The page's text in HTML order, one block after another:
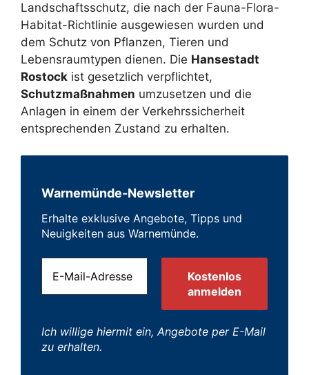
Landschaftsschutz, die nach der Fauna-Flora-
Habitat-Richtlinie ausgewiesen wurden und
dem Schutz von Pflanzen, Tieren und
Lebensraumtypen dienen. Die Hansestadt
Rostock ist gesetzlich verpflichtet,
Schutzmaßnahmen umzusetzen und die
Anlagen in einem der Verkehrssicherheit
entsprechenden Zustand zu erhalten.
Warnemünde-Newsletter
Erhalte exklusive Angebote, Tipps und
Neuigkeiten aus Warnemünde.
Ich willige hiermit ein, Angebote per E-Mail
zu erhalten.